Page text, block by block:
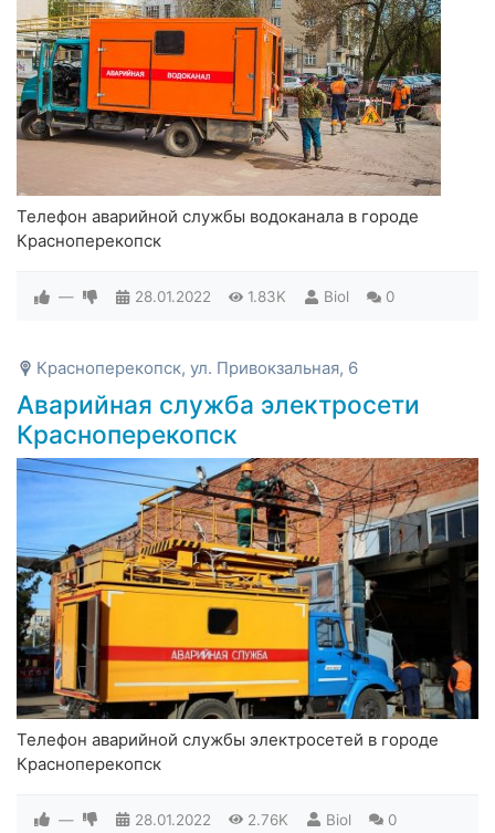
Телефон аварийной службы водоканала в городе
Красноперекопск
— 28.01.2022 1.83K Biol 0
Красноперекопск, ул. Привокзальная, 6
Аварийная служба электросети
Красноперекопск
Телефон аварийной службы электросетей в городе
Красноперекопск
— 28.01.2022 2.76K Biol 0